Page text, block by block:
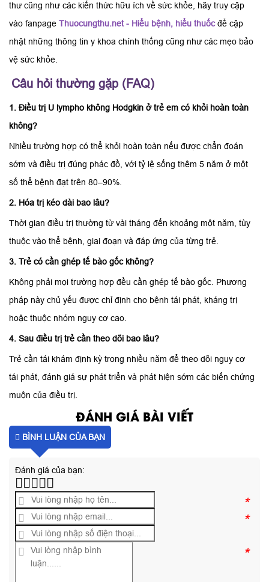
thư cũng như các kiến thức hữu ích về sức khỏe, hãy truy cập
vào fanpage Thuocungthu.net - Hiểu bệnh, hiểu thuốcđể cập
nhật những thông tin y khoa chính thống cũng như các mẹo bảo
vệ sức khỏe.
Câu hỏi thường gặp (FAQ)
1. Điều trị U lympho không Hodgkin ở trẻ em có khỏi hoàn toàn
không?
Nhiều trường hợp có thể khỏi hoàn toàn nếu được chẩn đoán
sớm và điều trị đúng phác đồ, với tỷ lệ sống thêm 5 năm ở một
số thể bệnh đạt trên 80–90%.
2. Hóa trị kéo dài bao lâu?
Thời gian điều trị thường từ vài tháng đến khoảng một năm, tùy
thuộc vào thể bệnh, giai đoạn và đáp ứng của từng trẻ.
3. Trẻ có cần ghép tế bào gốc không?
Không phải mọi trường hợp đều cần ghép tế bào gốc. Phương
pháp này chủ yếu được chỉ định cho bệnh tái phát, kháng trị
hoặc thuộc nhóm nguy cơ cao.
4. Sau điều trị trẻ cần theo dõi bao lâu?
Trẻ cần tái khám định kỳ trong nhiều năm để theo dõi nguy cơ
tái phát, đánh giá sự phát triển và phát hiện sớm các biến chứng
muộn của điều trị.
ĐÁNH GIÁ BÀI VIẾT
BÌNH LUẬN CỦA BẠN
Đánh giá của bạn:
*
*
*